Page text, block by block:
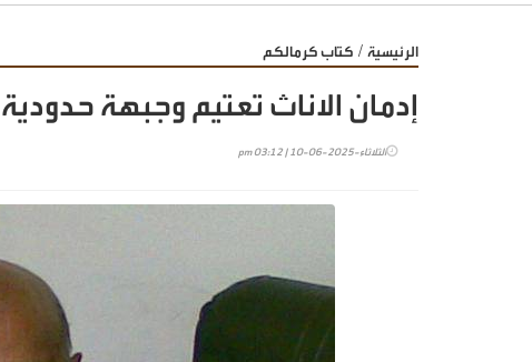
الرئيسية / كتاب كرمالكم
إدمان الاناث تعتيم وجبهة
الثلاثاء-2025-06-10 | 03:12 pm